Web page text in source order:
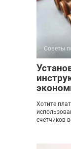
Советы
Хотите
счетчиков